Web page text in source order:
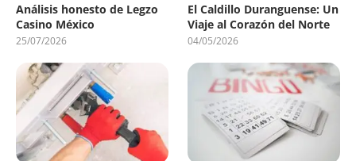
Análisis honesto de Legzo
Casino México
25/07/2026
El Caldillo Duranguense: Un
Viaje al Corazón del Norte
04/05/2026